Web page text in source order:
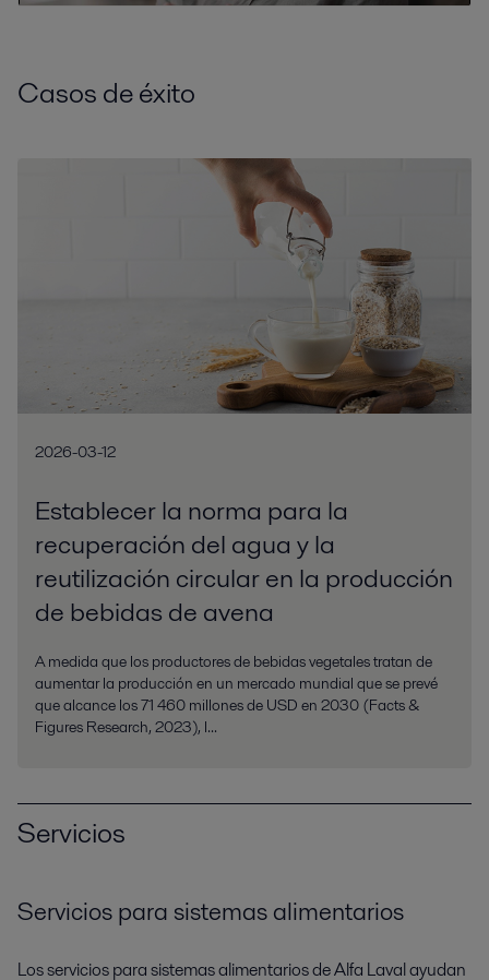
Casos de éxito
2026-03-12
Establecer la norma para la
recuperación del agua y la
reutilización circular en la producción
de bebidas de avena
A medida que los productores de bebidas vegetales tratan de
aumentar la producción en un mercado mundial que se prevé
que alcance los 71 460 millones de USD en 2030 (Facts &
Figures Research, 2023), l...
Servicios
Servicios para sistemas alimentarios
Los servicios para sistemas alimentarios de Alfa Laval ayudan